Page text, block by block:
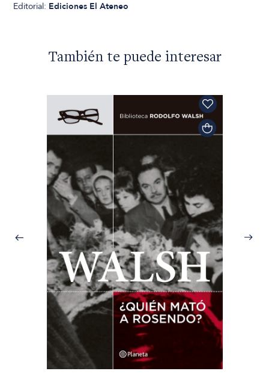
Editorial: Ediciones El Ateneo
También te puede interesar